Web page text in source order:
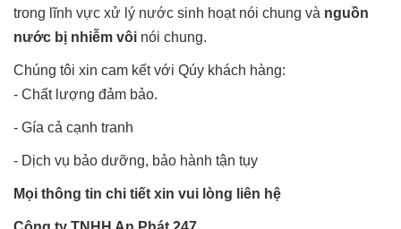
trong lĩnh vực xử lý nước sinh hoạt nói chung và nguồn
nước bị nhiễm vôi nói chung.
Chúng tôi xin cam kết với Qúy khách hàng:
- Chất lượng đảm bảo.
- Gía cả cạnh tranh
- Dịch vụ bảo dưỡng, bảo hành tận tụy
Mọi thông tin chi tiết xin vui lòng liên hệ